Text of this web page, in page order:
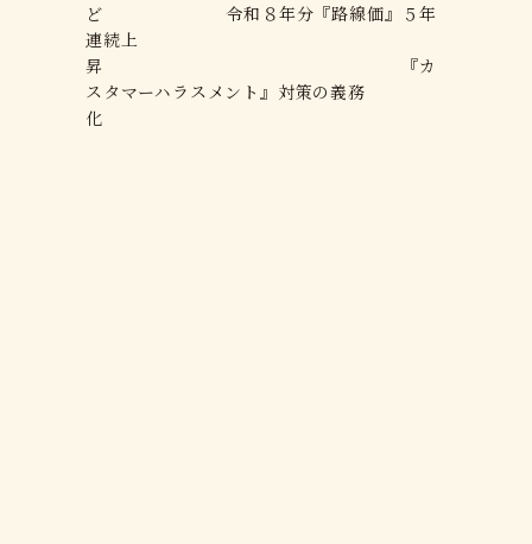
ど 令和８年分『路線価』５年
連続上
昇 『カ
スタマーハラスメント』対策の義務
化